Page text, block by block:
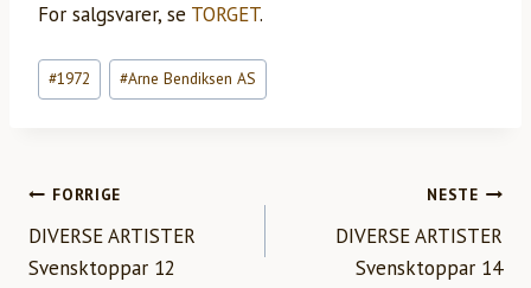
For salgsvarer, se TORGET.
Innleggstagger:
#1972 #Arne Bendiksen AS
INNLEGGSNAVIGASJON
FORRIGE
DIVERSE ARTISTER
Svensktoppar 12
NESTE
DIVERSE ARTISTER
Svensktoppar 14